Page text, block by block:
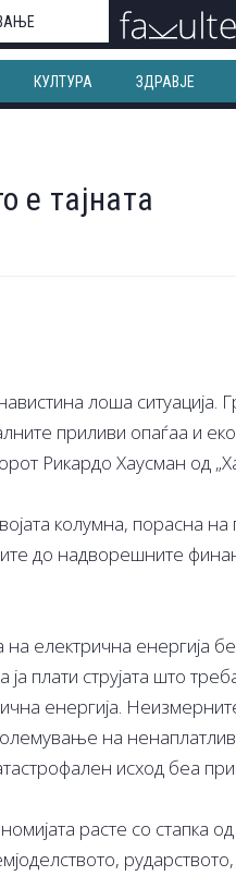
КУЛТУРА ЗДРАВЈЕ
е тајната
лоша ситуација.
приливи опаѓаа и
Рикардо Хаусман од
колумна, порасна
до надворешните
на електрична енергија
плати струјата што
енергија.
на
исход беа
расте со стапка